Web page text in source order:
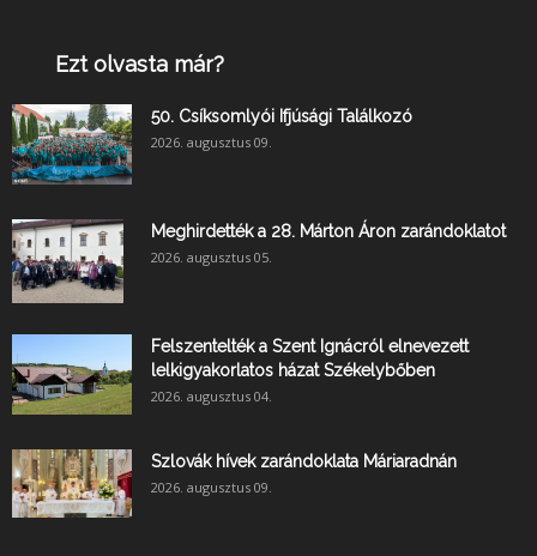
Ezt olvasta már?
50. Csíksomlyói Ifjúsági Találkozó
2026. augusztus 09.
Meghirdették a 28. Márton Áron zarándoklatot
2026. augusztus 05.
Felszentelték a Szent Ignácról elnevezett
lelkigyakorlatos házat Székelybőben
2026. augusztus 04.
Szlovák hívek zarándoklata Máriaradnán
2026. augusztus 09.